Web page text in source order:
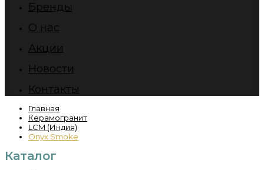
Бренды
О нас
Акции
Новости
Контакты
Главная
Керамогранит
LCM (Индия)
Onyx Smoke
Каталог